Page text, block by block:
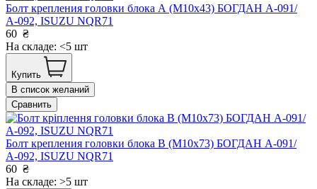
Болт крепления головки блока А (М10х43) БОГДАН А-091/
А-092, ISUZU NQR71
60 ₴
На складе: <5 шт
Купить
В список желаний
Сравнить
Болт крепления головки блока В (М10х73) БОГДАН А-091/
А-092, ISUZU NQR71
60 ₴
На складе: >5 шт